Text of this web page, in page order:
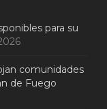
para su
comunidades
de Fuego